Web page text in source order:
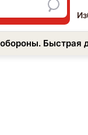
Быстрая